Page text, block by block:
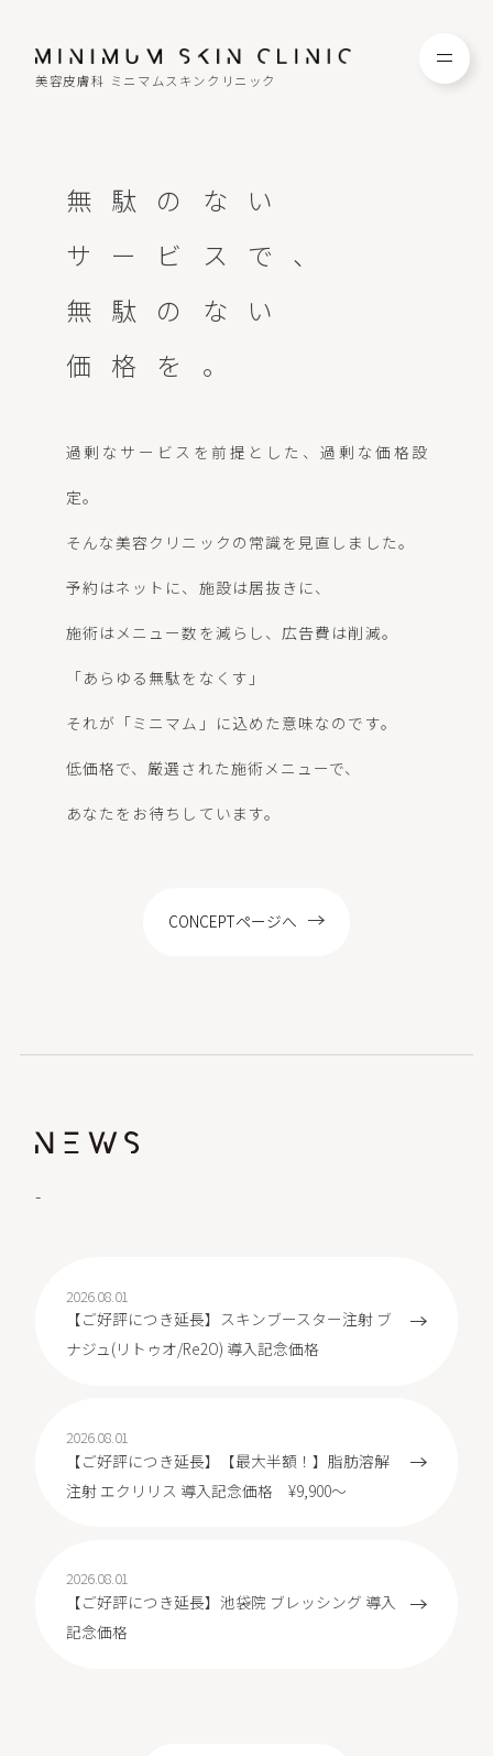
美容皮膚科 ミニマムスキンクリニック
無駄のない
サービスで、
無駄のない
価格を。
過剰なサービスを前提とした、過剰な価格設
定。
そんな美容クリニックの常識を見直しました。
予約はネットに、施設は居抜きに、
施術はメニュー数を減らし、広告費は削減。
「あらゆる無駄をなくす」
それが「ミニマム」に込めた意味なのです。
低価格で、厳選された施術メニューで、
あなたをお待ちしています。
CONCEPTページへ
-
2026.08.01
【ご好評につき延長】スキンブースター注射 ブ
ナジュ(リトゥオ/Re2O) 導入記念価格
2026.08.01
【ご好評につき延長】【最大半額！】脂肪溶解
注射 エクリリス 導入記念価格 ¥9,900～
2026.08.01
【ご好評につき延長】池袋院 ブレッシング 導入
記念価格
CAMPAIGN